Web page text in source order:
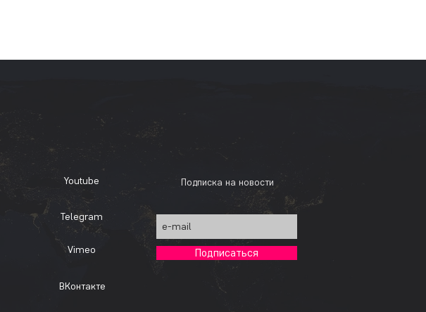
Youtube
Telegram
Vimeo
ВКонтакте
Подписка на новости
Подписаться